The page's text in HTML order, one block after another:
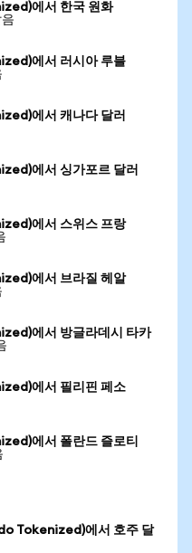
에서 한국 원화
에서 러시아 루블
에서 캐나다 달러
에서 싱가포르 달러
에서 스위스 프랑
에서 브라질 헤알
에서 방글라데시 타카
에서 필리핀 페소
에서 폴란드 즐로티
Tokenized)에서 호주 달